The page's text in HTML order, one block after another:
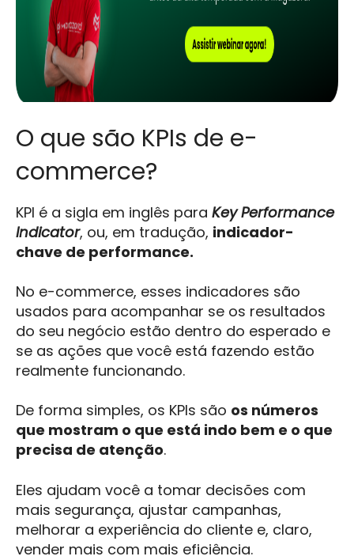
O que são KPIs de e-
commerce?
KPI é a sigla em inglês para Key Performance
Indicator, ou, em tradução, indicador-
chave de performance.
No e-commerce, esses indicadores são
usados para acompanhar se os resultados
do seu negócio estão dentro do esperado e
se as ações que você está fazendo estão
realmente funcionando.
De forma simples, os KPIs são os números
que mostram o que está indo bem e o que
precisa de atenção.
Eles ajudam você a tomar decisões com
mais segurança, ajustar campanhas,
melhorar a experiência do cliente e, claro,
vender mais com mais eficiência.